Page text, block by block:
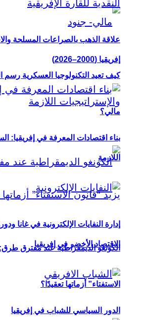
كيف تعيد التكنولوجيا العسكرية رسم
مالي؟
الكونغو الديمقراطية عند مفترق
الاستفتاء” أزماتها تعقيدًا؟
علاقة الذهب بالصراعات المسلحة
إفريقيا (2000–2026)
بناء اقتصادات المعرفة في إفريقيا:
اللازمة
إدارة النفايات الإلكترونية في غانا
الاقتصاد الأخضر في إفريقيا
الدور السياسي للشباب في إفريقيا